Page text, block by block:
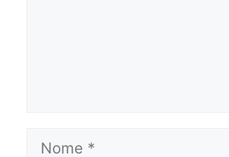
Nome